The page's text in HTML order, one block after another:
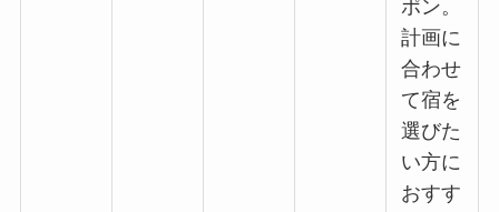
ポン。
計画に
合わせ
て宿を
選びた
い方に
おすす